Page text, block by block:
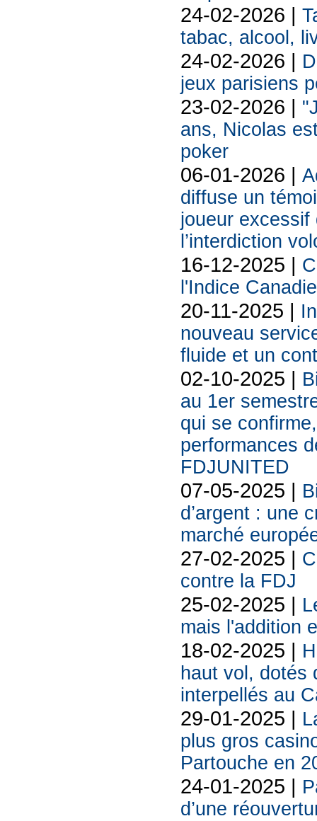
24-02-2026 |
tabac, alcool,
24-02-2026 |
jeux parisiens
23-02-2026 |
ans, Nicolas
poker
06-01-2026 |
diffuse un
joueur
l’interdiction
16-12-2025 |
l'Indice
20-11-2025 |
nouveau
fluide et un
02-10-2025 |
au 1er
qui se
performances
FDJUNITED
07-05-2025 |
d’argent : une
marché
27-02-2025 |
contre la FDJ
25-02-2025 |
mais l'addition
18-02-2025 |
haut vol, dotés
interpellés au
29-01-2025 |
plus gros
Partouche en
24-01-2025 |
d’une